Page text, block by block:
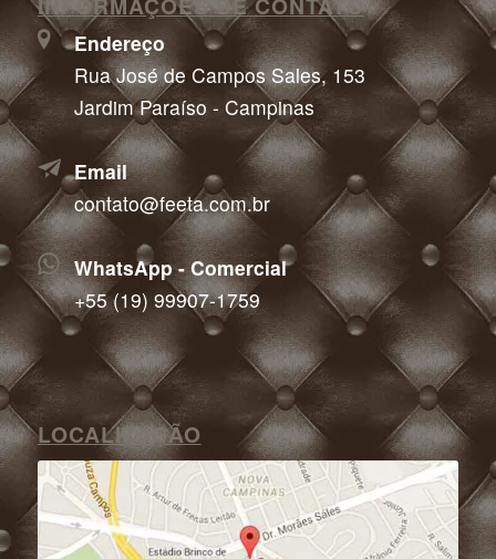
Endereço
Rua José de Campos Sales, 153
Jardim Paraíso - Campinas
Email
contato@feeta.com.br
WhatsApp - Comercial
+55 (19) 99907-1759
LOCALIZAÇÃO